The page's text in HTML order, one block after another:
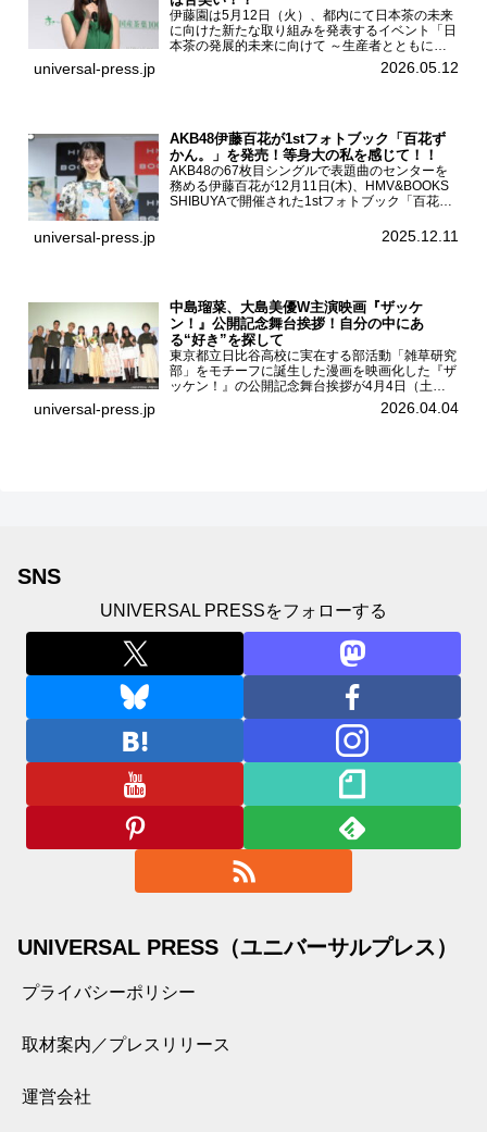
伊藤園は5月12日（火）、都内にて日本茶の未来
に向けた新たな取り組みを発表するイベント「日
本茶の発展的未来に向けて ～生産者とともに。
日本茶を世界へ～」を開催。イベントには伊藤園
のCMキャラクターを務める有村架純、伊藤園よ
universal-press.jp 2026.05.12
AKB48伊藤百花が1stフォトブック「百花ず
かん。」を発売！等身大の私を感じて！！
AKB48の67枚目シングルで表題曲のセンターを
務める伊藤百花が12月11日(木)、HMV&BOOKS
SHIBUYAで開催された1stフォトブック「百花ず
した。AKB48伊藤百花1stフォトブッ...
universal-press.jp 2025.12.11
中島瑠菜、大島美優W主演映画『ザッケ
ン！』公開記念舞台挨拶！自分の中にあ
る“好き”を探して
東京都立日比谷高校に実在する部活動「雑草研究
部」をモチーフに誕生した漫画を映画化した『ザ
ッケン！』の公開記念舞台挨拶が4月4日（土）
ユナイテッドシネマお台場で開催され、出演者の
中島瑠菜、大島美優、八神遼介（ICEx）、阿佐
universal-press.jp 2026.04.04
SNS
UNIVERSAL PRESSをフォローする
UNIVERSAL PRESS（ユニバーサルプレス）
プライバシーポリシー
取材案内／プレスリリース
運営会社